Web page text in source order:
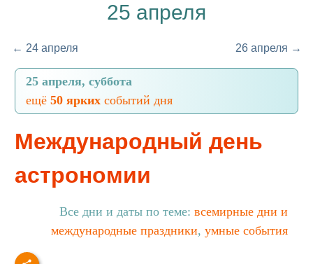
25 апреля
← 24 апреля 26 апреля →
25 апреля, суббота
ещё 50 ярких событий дня
Международный день
астрономии
Все дни и даты по теме: всемирные дни и
международные праздники, умные события